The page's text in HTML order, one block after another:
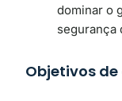
dominar o
segurança
Objetivos